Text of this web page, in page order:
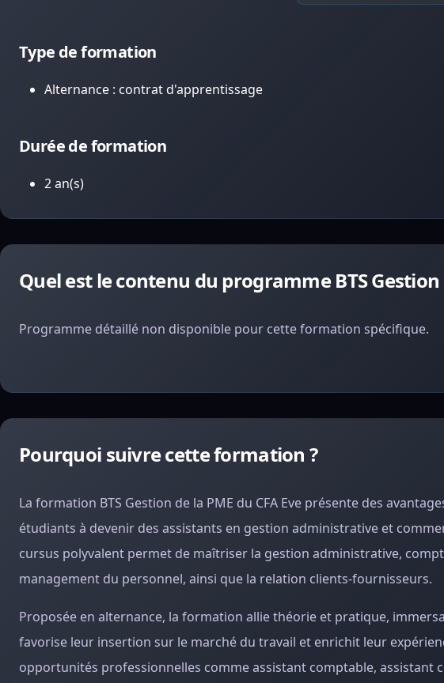
Type de formation
Alternance : contrat d'apprentissage
Durée de formation
2 an(s)
Quel est le contenu du programme BTS Gestion
Programme détaillé non disponible pour cette formation spécifique.
Pourquoi suivre cette formation ?
La formation BTS Gestion de la PME du CFA Eve présente des
étudiants à devenir des assistants en gestion administrative et
cursus polyvalent permet de maîtriser la gestion administrative,
management du personnel, ainsi que la relation clients-fournisseurs.
Proposée en alternance, la formation allie théorie et pratique,
favorise leur insertion sur le marché du travail et enrichit leur
opportunités professionnelles comme assistant comptable, assistant